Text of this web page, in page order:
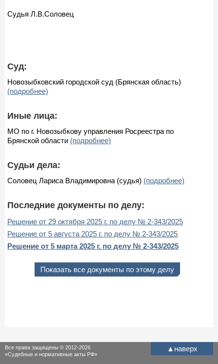
Судья Л.В.Соловец
Суд:
Новозыбковский городской суд (Брянская область)
(подробнее)
Иные лица:
МО по г. Новозыбкову управления Росреестра по
Брянской области (подробнее)
Судьи дела:
Соловец Лариса Владимировна (судья) (подробнее)
Последние документы по делу:
Решение от 29 октября 2025 г. по делу № 2-343/2025
Решение от 5 августа 2025 г. по делу № 2-343/2025
Решение от 5 марта 2025 г. по делу № 2-343/2025
Показать все документы по этому делу
▲ наверх
Все права защищены © 2012-2026
«Судебные и нормативные акты РФ»